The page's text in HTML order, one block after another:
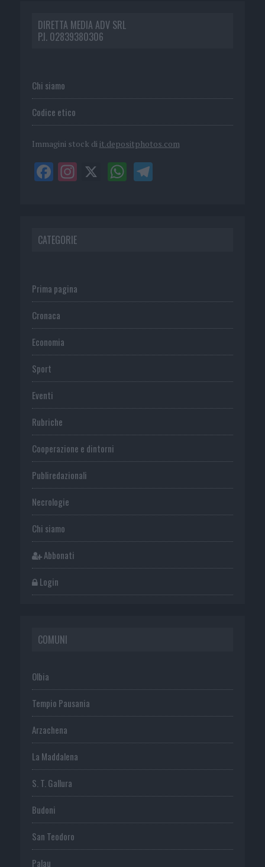
DIRETTA MEDIA ADV SRL
P.I. 02839380306
Chi siamo
Codice etico
Immagini stock di it.depositphotos.com
CATEGORIE
Prima pagina
Cronaca
Economia
Sport
Eventi
Rubriche
Cooperazione e dintorni
Publiredazionali
Necrologie
Chi siamo
Abbonati
Login
COMUNI
Olbia
Tempio Pausania
Arzachena
La Maddalena
S. T. Gallura
Budoni
San Teodoro
Palau